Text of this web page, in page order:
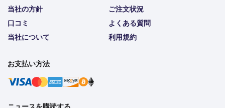
当社の方針
ご注文状況
口コミ
よくある質問
当社について
利用規約
お支払い方法